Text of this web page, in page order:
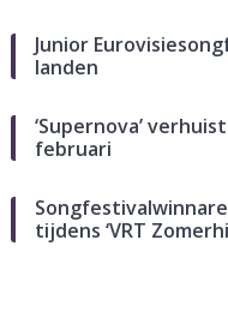
Junior
landen
‘Supernova’
februari
tijdens ‘VRT